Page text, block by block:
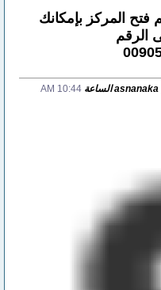
فتح المركز بإمكانك
الرقم
10:44 AM